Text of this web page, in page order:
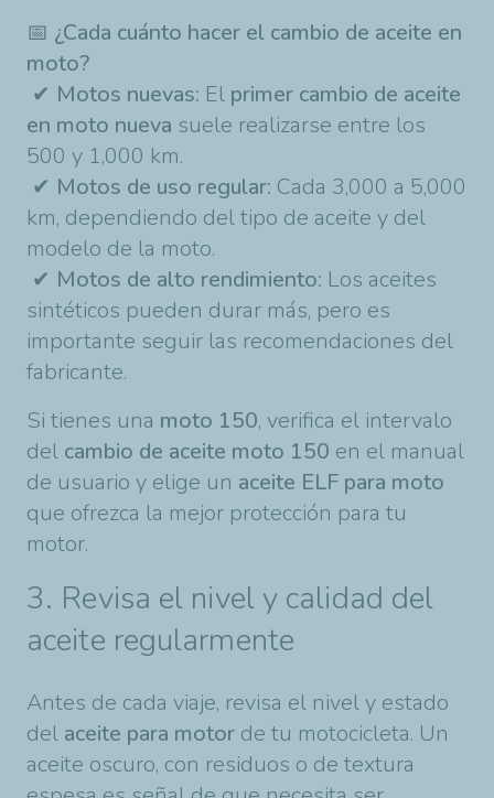
📅 ¿Cada cuánto hacer el cambio de aceite en
moto?
✔ Motos nuevas: El primer cambio de aceite
en moto nueva suele realizarse entre los
500 y 1,000 km.
✔ Motos de uso regular: Cada 3,000 a 5,000
km, dependiendo del tipo de aceite y del
modelo de la moto.
✔ Motos de alto rendimiento: Los aceites
sintéticos pueden durar más, pero es
importante seguir las recomendaciones del
fabricante.
Si tienes una moto 150, verifica el intervalo
del cambio de aceite moto 150 en el manual
de usuario y elige un aceite ELF para moto
que ofrezca la mejor protección para tu
motor.
3. Revisa el nivel y calidad del
aceite regularmente
Antes de cada viaje, revisa el nivel y estado
del aceite para motor de tu motocicleta. Un
aceite oscuro, con residuos o de textura